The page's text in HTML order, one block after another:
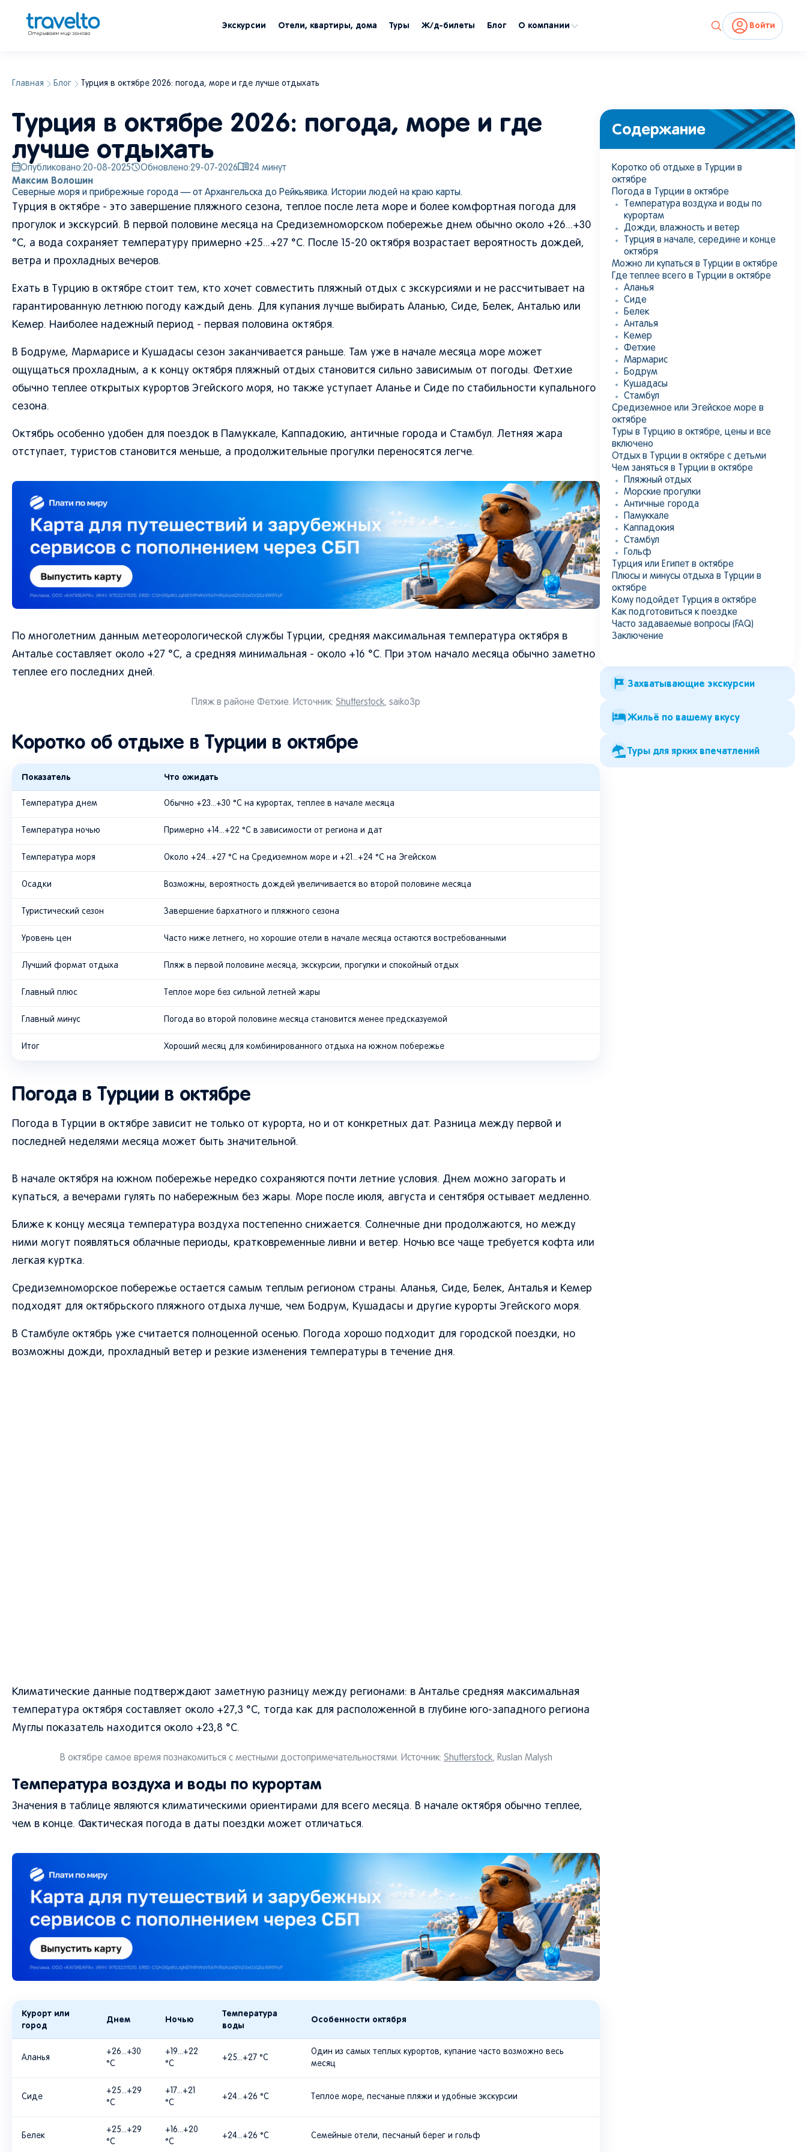
Экскурсии Отели, квартиры, дома Туры Ж/д-билеты Блог О компании Войти
Главная Блог Турция в октябре 2026: погода, море и где лучше отдыхать
Турция в октябре 2026: погода, море и где
лучше отдыхать
Опубликовано:20-08-2025 Обновлено:29-07-2026 24 минут
Максим Волошин
Северные моря и прибрежные города — от Архангельска до Рейкьявика. Истории людей на краю карты.
Турция в октябре - это завершение пляжного сезона, теплое после лета море и более комфортная погода для
прогулок и экскурсий. В первой половине месяца на Средиземноморском побережье днем обычно около +26...+30
°C, а вода сохраняет температуру примерно +25...+27 °C. После 15-20 октября возрастает вероятность дождей,
ветра и прохладных вечеров.
Ехать в Турцию в октябре стоит тем, кто хочет совместить пляжный отдых с экскурсиями и не рассчитывает на
гарантированную летнюю погоду каждый день. Для купания лучше выбирать Аланью, Сиде, Белек, Анталью или
Кемер. Наиболее надежный период - первая половина октября.
В Бодруме, Мармарисе и Кушадасы сезон заканчивается раньше. Там уже в начале месяца море может
ощущаться прохладным, а к концу октября пляжный отдых становится сильно зависимым от погоды. Фетхие
обычно теплее открытых курортов Эгейского моря, но также уступает Аланье и Сиде по стабильности купального
сезона.
Октябрь особенно удобен для поездок в Памуккале, Каппадокию, античные города и Стамбул. Летняя жара
отступает, туристов становится меньше, а продолжительные прогулки переносятся легче.
По многолетним данным метеорологической службы Турции, средняя максимальная температура октября в
Анталье составляет около +27 °C, а средняя минимальная - около +16 °C. При этом начало месяца обычно заметно
теплее его последних дней.
Пляж в районе Фетхие. Источник: Shutterstock, saiko3p
Коротко об отдыхе в Турции в октябре
Показатель Что ожидать
Температура днем Обычно +23...+30 °C на курортах, теплее в начале месяца
Температура ночью Примерно +14...+22 °C в зависимости от региона и дат
Температура моря Около +24...+27 °C на Средиземном море и +21...+24 °C на Эгейском
Осадки Возможны, вероятность дождей увеличивается во второй половине месяца
Туристический сезон Завершение бархатного и пляжного сезона
Уровень цен Часто ниже летнего, но хорошие отели в начале месяца остаются востребованными
Лучший формат отдыха Пляж в первой половине месяца, экскурсии, прогулки и спокойный отдых
Главный плюс Теплое море без сильной летней жары
Главный минус Погода во второй половине месяца становится менее предсказуемой
Итог Хороший месяц для комбинированного отдыха на южном побережье
Погода в Турции в октябре
Погода в Турции в октябре зависит не только от курорта, но и от конкретных дат. Разница между первой и
последней неделями месяца может быть значительной.
В начале октября на южном побережье нередко сохраняются почти летние условия. Днем можно загорать и
купаться, а вечерами гулять по набережным без жары. Море после июля, августа и сентября остывает медленно.
Ближе к концу месяца температура воздуха постепенно снижается. Солнечные дни продолжаются, но между
ними могут появляться облачные периоды, кратковременные ливни и ветер. Ночью все чаще требуется кофта или
легкая куртка.
Средиземноморское побережье остается самым теплым регионом страны. Аланья, Сиде, Белек, Анталья и Кемер
подходят для октябрьского пляжного отдыха лучше, чем Бодрум, Кушадасы и другие курорты Эгейского моря.
В Стамбуле октябрь уже считается полноценной осенью. Погода хорошо подходит для городской поездки, но
возможны дожди, прохладный ветер и резкие изменения температуры в течение дня.
Климатические данные подтверждают заметную разницу между регионами: в Анталье средняя максимальная
температура октября составляет около +27,3 °C, тогда как для расположенной в глубине юго-западного региона
Муглы показатель находится около +23,8 °C.
В октябре самое время познакомиться с местными достопримечательностями. Источник: Shutterstock, Ruslan Malysh
Температура воздуха и воды по курортам
Значения в таблице являются климатическими ориентирами для всего месяца. В начале октября обычно теплее,
чем в конце. Фактическая погода в даты поездки может отличаться.
Курорт или
город
Днем Ночью
Температура
воды
Особенности октября
Аланья
+26...+30
°C
+19...+22
°C
+25...+27 °C
Один из самых теплых курортов, купание часто возможно весь
месяц
Сиде
+25...+29
°C
+17...+21
°C
+24...+26 °C Теплое море, песчаные пляжи и удобные экскурсии
Белек
+25...+29
°C
+16...+20
°C
+24...+26 °C Семейные отели, песчаный берег и гольф
Содержание
Коротко об отдыхе в Турции в
октябре
Погода в Турции в октябре
Температура воздуха и воды по
курортам
Дожди, влажность и ветер
Турция в начале, середине и конце
октября
Можно ли купаться в Турции в октябре
Где теплее всего в Турции в октябре
Аланья
Сиде
Белек
Анталья
Кемер
Фетхие
Мармарис
Бодрум
Кушадасы
Стамбул
Средиземное или Эгейское море в
октябре
Туры в Турцию в октябре, цены и все
включено
Отдых в Турции в октябре с детьми
Чем заняться в Турции в октябре
Пляжный отдых
Морские прогулки
Античные города
Памуккале
Каппадокия
Стамбул
Гольф
Турция или Египет в октябре
Плюсы и минусы отдыха в Турции в
октябре
Кому подойдет Турция в октябре
Как подготовиться к поездке
Часто задаваемые вопросы (FAQ)
Заключение
Захватывающие экскурсии
Жильё по вашему вкусу
Туры для ярких впечатлений